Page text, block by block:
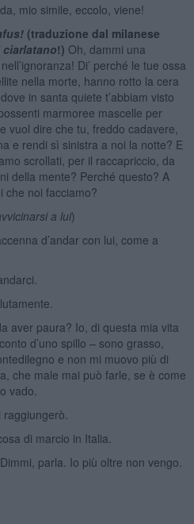
mio simile, eccolo, viene!
(traduzione dal milanese
!) Oh, dammi una
Di’ perché le tue ossa
nella morte, hanno rotto la cera
in santa quiete t’abbiam visto
marmoree mascelle per
vuol dire che tu, freddo cadavere,
e rendi sì sinistra a noi la notte? E
scrollati, per il raccapriccio, da
della mente? Perché questo? A
che noi facciamo?
a lui)
d’andar con lui, come a
aver paura? Io, di questa mia vita
d’uno spillo – sono grasso,
e non mi muovo più di
che male mai può farle, se è come
vado.
raggiungerò.
di marcio in Italia.
parla. Io più oltre non vengo.